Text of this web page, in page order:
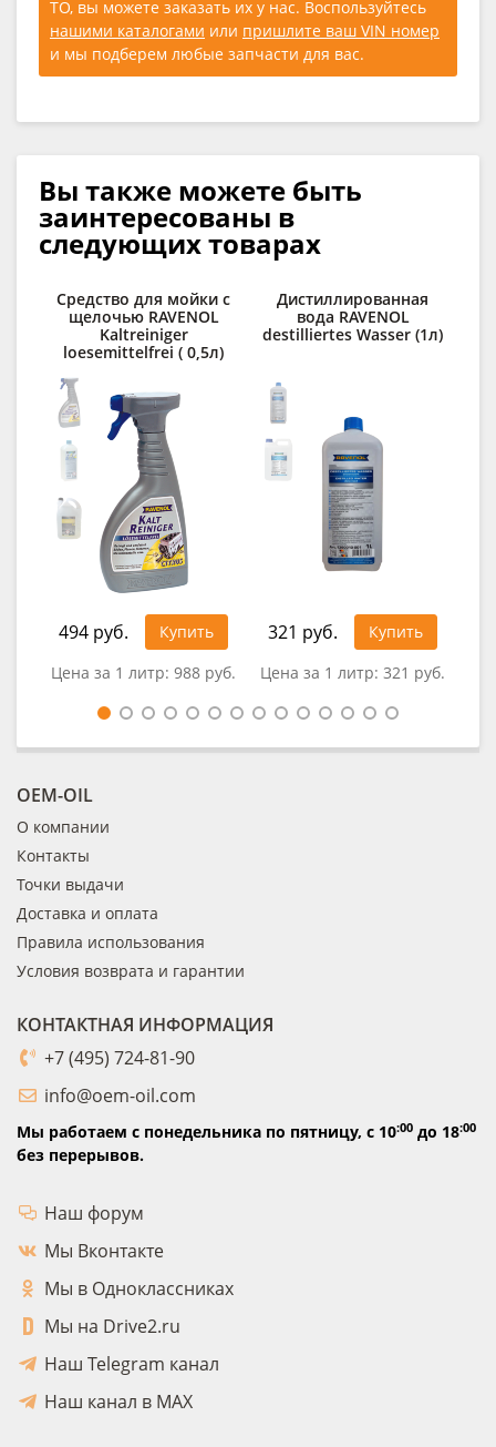
ТО, вы можете заказать их у нас. Воспользуйтесь
нашими каталогами или пришлите ваш VIN номер
и мы подберем любые запчасти для вас.
Вы также можете быть
заинтересованы в
следующих товарах
Средство для мойки с
щелочью RAVENOL
Kaltreiniger
loesemittelfrei ( 0,5л)
494 руб.
Купить
Цена за 1 литр: 988 руб.
Дистиллированная
вода RAVENOL
destilliertes Wasser (1л)
321 руб.
Купить
Цена за 1 литр: 321 руб.
OEM-OIL
О компании
Контакты
Точки выдачи
Доставка и оплата
Правила использования
Условия возврата и гарантии
КОНТАКТНАЯ ИНФОРМАЦИЯ
+7 (495) 724-81-90
info@oem-oil.com
Мы работаем с понедельника по пятницу, с 10:00 до 18:00
без перерывов.
Наш форум
Мы Вконтакте
Мы в Одноклассниках
Мы на Drive2.ru
Наш Telegram канал
Наш канал в MAX